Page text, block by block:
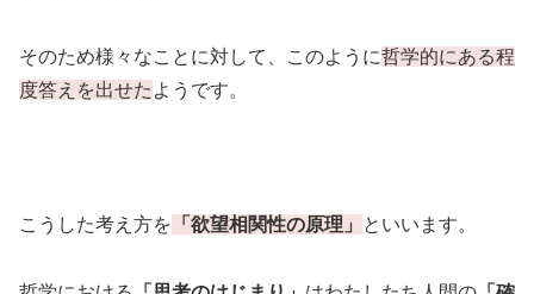
そのため様々なことに対して、このように哲学的にある程
度答えを出せた ようです。
こうした考え方を 「欲望相関性の原理」 といいます。